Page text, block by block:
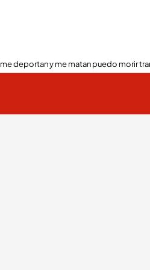
deportan y me matan puedo morir